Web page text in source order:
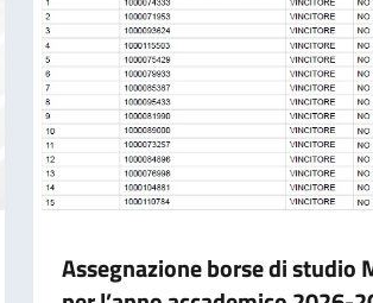
Assegnazione borse di studio